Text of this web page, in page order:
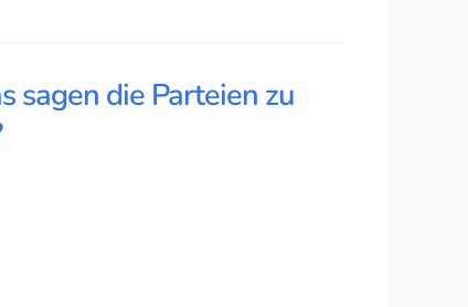
sagen die Parteien zu